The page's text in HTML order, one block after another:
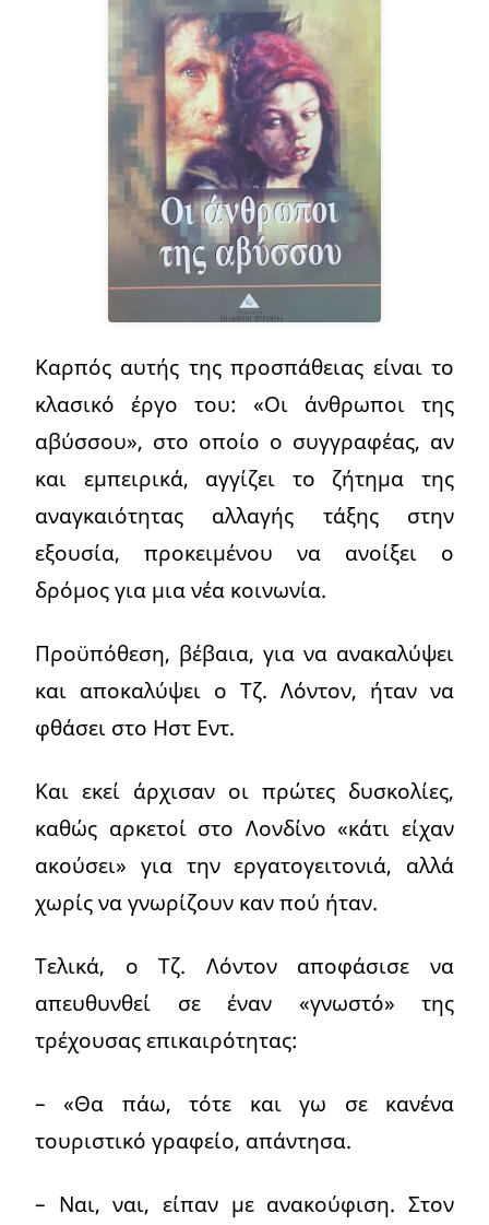
Καρπός αυτής της προσπάθειας είναι το
κλασικό έργο του: «Οι άνθρωποι της
αβύσσου», στο οποίο ο συγγραφέας, αν
και εμπειρικά, αγγίζει το ζήτημα της
αναγκαιότητας αλλαγής τάξης στην
εξουσία, προκειμένου να ανοίξει ο
δρόμος για μια νέα κοινωνία.
Προϋπόθεση, βέβαια, για να ανακαλύψει
και αποκαλύψει ο Τζ. Λόντον, ήταν να
φθάσει στο Ηστ Εντ.
Και εκεί άρχισαν οι πρώτες δυσκολίες,
καθώς αρκετοί στο Λονδίνο «κάτι είχαν
ακούσει» για την εργατογειτονιά, αλλά
χωρίς να γνωρίζουν καν πού ήταν.
Τελικά, ο Τζ. Λόντον αποφάσισε να
απευθυνθεί σε έναν «γνωστό» της
τρέχουσας επικαιρότητας:
– «Θα πάω, τότε και γω σε κανένα
τουριστικό γραφείο, απάντησα.
– Ναι, ναι, είπαν με ανακούφιση. Στον